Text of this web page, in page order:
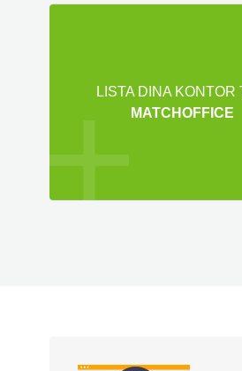
LISTA DINA KONTOR
MATCHOFFICE